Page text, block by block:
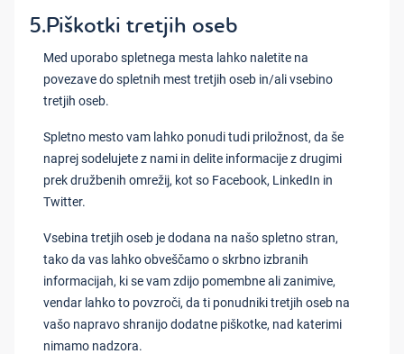
5.Piškotki tretjih oseb
Med uporabo spletnega mesta lahko naletite na
povezave do spletnih mest tretjih oseb in/ali vsebino
tretjih oseb.
Spletno mesto vam lahko ponudi tudi priložnost, da še
naprej sodelujete z nami in delite informacije z drugimi
prek družbenih omrežij, kot so Facebook, LinkedIn in
Twitter.
Vsebina tretjih oseb je dodana na našo spletno stran,
tako da vas lahko obveščamo o skrbno izbranih
informacijah, ki se vam zdijo pomembne ali zanimive,
vendar lahko to povzroči, da ti ponudniki tretjih oseb na
vašo napravo shranijo dodatne piškotke, nad katerimi
nimamo nadzora.